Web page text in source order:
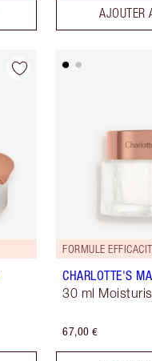
AJOUTER
FORMULE
CHARLOTTE'S
30 ml
67,00 €